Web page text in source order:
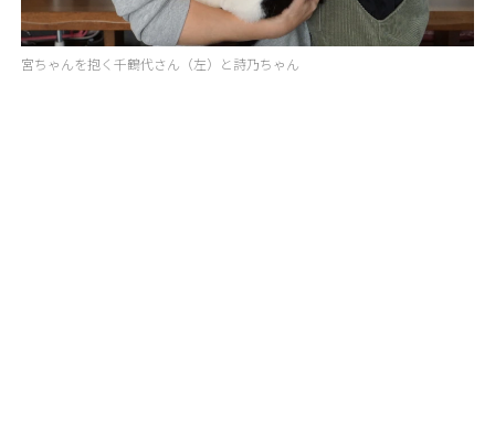
宮ちゃんを抱く千鶴代さん（左）と詩乃ちゃん